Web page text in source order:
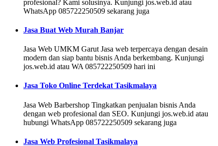
profesional? Kami solusinya. Kunjungi jos.web.id atau
WhatsApp 085722250509 sekarang juga
Jasa Buat Web Murah Banjar
Jasa Web UMKM Garut Jasa web terpercaya dengan desain
modern dan siap bantu bisnis Anda berkembang. Kunjungi
jos.web.id atau WA 085722250509 hari ini
Jasa Toko Online Terdekat Tasikmalaya
Jasa Web Barbershop Tingkatkan penjualan bisnis Anda
dengan web profesional dan SEO. Kunjungi jos.web.id atau
hubungi WhatsApp 085722250509 sekarang juga
Jasa Web Profesional Tasikmalaya